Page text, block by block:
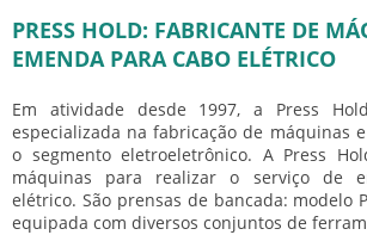
PRESS HOLD: FABRICANTE DE
EMENDA PARA CABO ELÉTRICO
Em atividade desde 1997, a Press
especializada na fabricação de máquinas
o segmento eletroeletrônico. A Press
máquinas para realizar o serviço de
elétrico. São prensas de bancada: modelo
equipada com diversos conjuntos de